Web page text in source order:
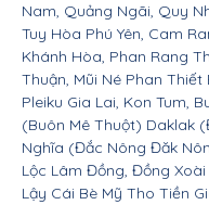
Nam, Quảng Ngãi, Quy
Tuy Hòa Phú Yên, Cam
Khánh Hòa, Phan Rang
Thuận, Mũi Né Phan Thiết
Pleiku Gia Lai, Kon Tum,
(Buôn Mê Thuột) Daklak
Nghĩa (Đắc Nông Đăk
Lộc Lâm Đồng, Đồng Xoài
Lậy Cái Bè Mỹ Tho Tiền